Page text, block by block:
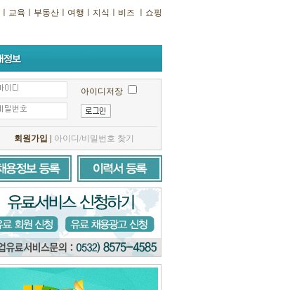
교육 부동산 여행 지식 비즈 쇼핑
아이디저장
회원가입 아이디/비밀번호 찾기